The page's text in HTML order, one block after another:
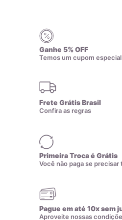
Todas as nossas joias são
possuem o certificado
do teor de ouro nos produtos
AMAGOLD é sinônimo de
ouro da joia adquirida, além de
Ganhe 5% OFF
Temos um cupom
Frete Grátis Brasil
Confira as regras
Primeira Troca é Grátis
Você não paga se precisar
Pague em até 10x sem
Aproveite nossas